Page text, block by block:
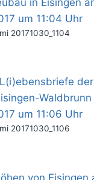
20171030_1104
20171030_1106